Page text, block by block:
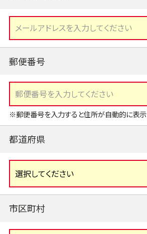
郵便番号
※郵便番号を入力すると住所が自動的に表示
都道府県
市区町村